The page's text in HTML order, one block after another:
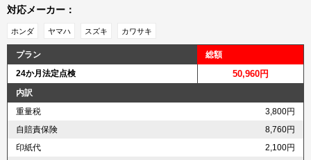
対応メーカー：
ホンダ ヤマハ スズキ カワサキ
プラン
総額
24か月法定点検
50,960円
内訳
重量税
3,800円
自賠責保険
8,760円
印紙代
2,100円